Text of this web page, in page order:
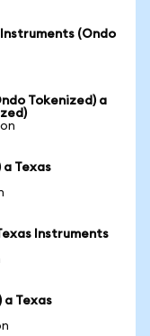
(Ondo
Tokenized) a
Texas
Instruments
a Texas